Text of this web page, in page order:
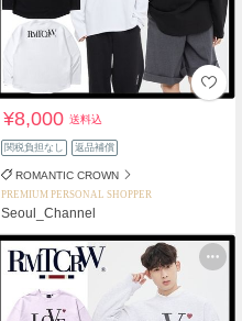
¥8,000送料込
関税負担なし 返品補償
ROMANTIC CROWN
PREMIUM PERSONAL SHOPPER
Seoul_Channel